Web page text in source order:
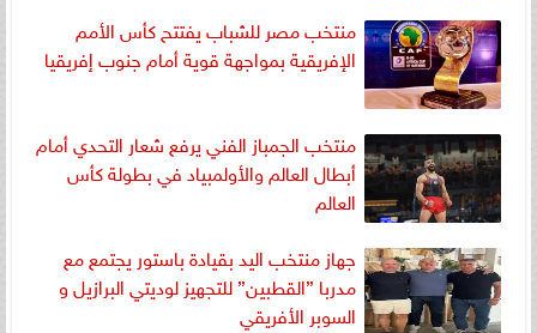
منتخب مصر للشباب يفتتح كأس الأمم
الإفريقية بمواجهة قوية أمام جنوب إفريقيا
منتخب الجمباز الفني يرفع شعار التحدي أمام
أبطال العالم والأولمبياد في بطولة كأس
العالم
جهاز منتخب اليد بقيادة باستور يجتمع مع
مدربا ”القطبين” للتجهيز لوديتي البرازيل و
السوبر الأفريقي